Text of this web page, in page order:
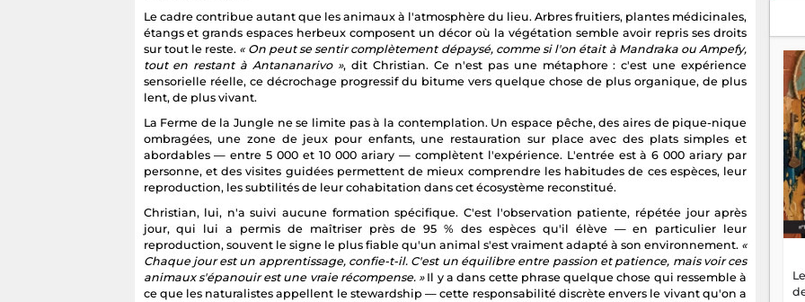
Le cadre contribue autant que les animaux à l'atmosphère du lieu. Arbres fruitiers, plantes médicinales,
étangs et grands espaces herbeux composent un décor où la végétation semble avoir repris ses droits
sur tout le reste. « On peut se sentir complètement dépaysé, comme si l'on était à Mandraka ou Ampefy,
tout en restant à Antananarivo », dit Christian. Ce n'est pas une métaphore : c'est une expérience
sensorielle réelle, ce décrochage progressif du bitume vers quelque chose de plus organique, de plus
lent, de plus vivant.
La Ferme de la Jungle ne se limite pas à la contemplation. Un espace pêche, des aires de pique-nique
ombragées, une zone de jeux pour enfants, une restauration sur place avec des plats simples et
abordables — entre 5 000 et 10 000 ariary — complètent l'expérience. L'entrée est à 6 000 ariary par
personne, et des visites guidées permettent de mieux comprendre les habitudes de ces espèces, leur
reproduction, les subtilités de leur cohabitation dans cet écosystème reconstitué.
Christian, lui, n'a suivi aucune formation spécifique. C'est l'observation patiente, répétée jour après
jour, qui lui a permis de maîtriser près de 95 % des espèces qu'il élève — en particulier leur
reproduction, souvent le signe le plus fiable qu'un animal s'est vraiment adapté à son environnement. «
Chaque jour est un apprentissage, confie-t-il. C'est un équilibre entre passion et patience, mais voir ces
animaux s'épanouir est une vraie récompense. »Il y a dans cette phrase quelque chose qui ressemble à
ce que les naturalistes appellent le stewardship — cette responsabilité discrète envers le vivant qu'on a